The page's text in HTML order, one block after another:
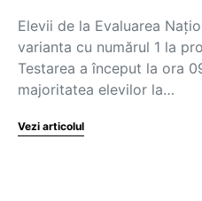
Elevii de la Evaluarea
varianta cu numărul 1 la
Testarea a început la ora
majoritatea elevilor la…
Vezi articolul